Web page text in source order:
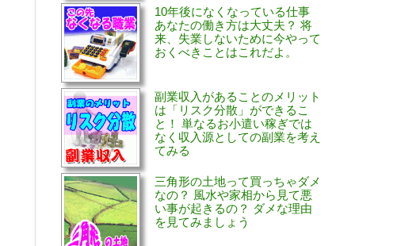
10年後になくなっている仕事
あなたの働き方は大丈夫？ 将
来、失業しないために今やって
おくべきことはこれだよ。
副業収入があることのメリット
は「リスク分散」ができるこ
と！ 単なるお小遣い稼ぎでは
なく収入源としての副業を考え
てみる
三角形の土地って買っちゃダメ
なの？ 風水や家相から見て悪
い事が起きるの？ ダメな理由
を見てみましょう